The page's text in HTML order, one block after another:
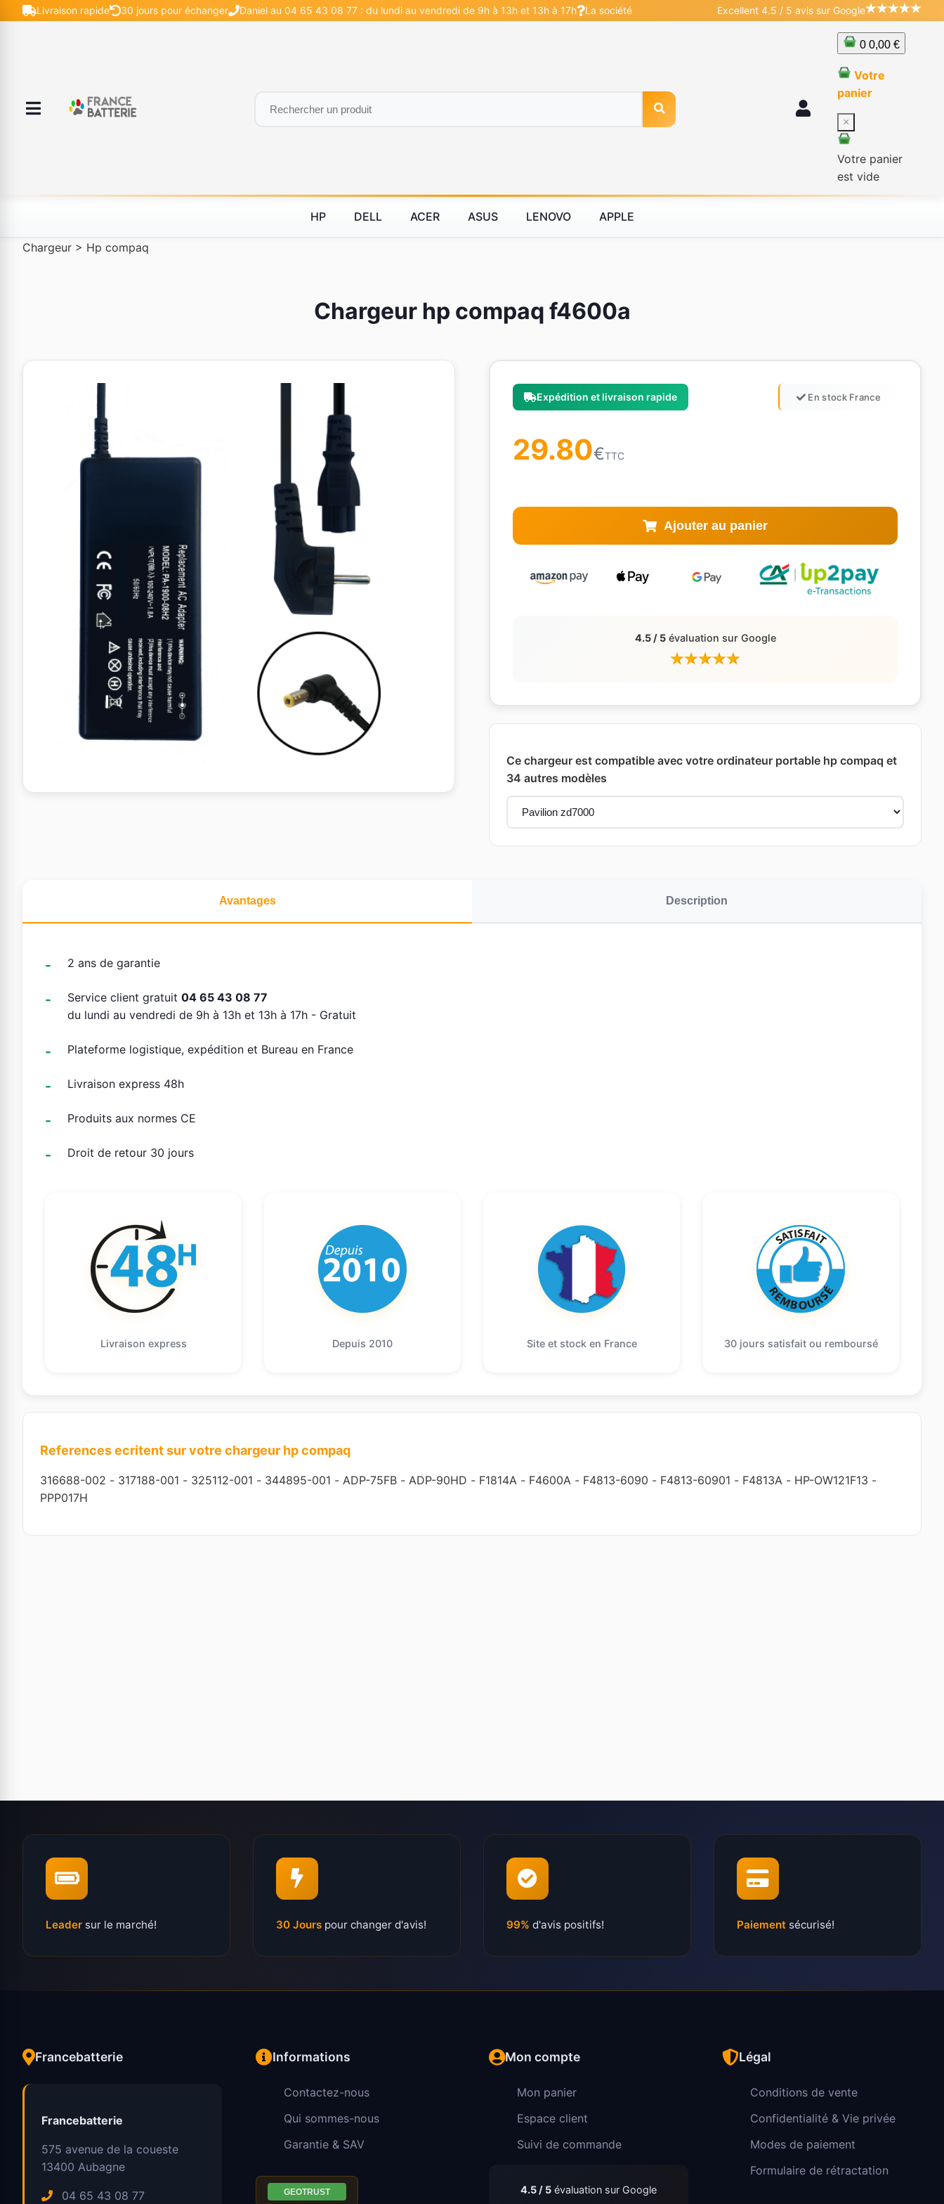
Livraison rapide 30 jours pour échanger Daniel au 04 65 43 08 77 : du lundi au vendredi de 9h à 13h et 13h à 17h La société Excellent 4.5 / 5 avis sur Google
0 0,00 €
Votre
panier
×
Votre panier
est vide
HP DELL ACER ASUS LENOVO APPLE
Chargeur > Hp compaq
Chargeur hp compaq f4600a
Expédition et livraison rapide En stock France
29.80€TTC
Ajouter au panier
4.5 / 5évaluation sur Google
Ce chargeur est compatible avec votre ordinateur portable hp compaq et
34 autres modèles
Avantages Description
2 ans de garantie
Service client gratuit 04 65 43 08 77
du lundi au vendredi de 9h à 13h et 13h à 17h - Gratuit
Plateforme logistique, expédition et Bureau en France
Livraison express 48h
Produits aux normes CE
Droit de retour 30 jours
Livraison express Depuis 2010 Site et stock en France 30 jours satisfait ou remboursé
References ecritent sur votre chargeur hp compaq
316688-002 - 317188-001 - 325112-001 - 344895-001 - ADP-75FB - ADP-90HD - F1814A - F4600A - F4813-6090 - F4813-60901 - F4813A - HP-OW121F13 -
PPP017H
Leader sur le marché! 30 Jours pour changer d'avis! 99% d'avis positifs! Paiement sécurisé!
Francebatterie
Francebatterie
575 avenue de la coueste
13400 Aubagne
04 65 43 08 77
Informations
Contactez-nous
Qui sommes-nous
Garantie & SAV
Mon compte
Mon panier
Espace client
Suivi de commande
4.5 / 5 évaluation sur Google
Légal
Conditions de vente
Confidentialité & Vie privée
Modes de paiement
Formulaire de rétractation